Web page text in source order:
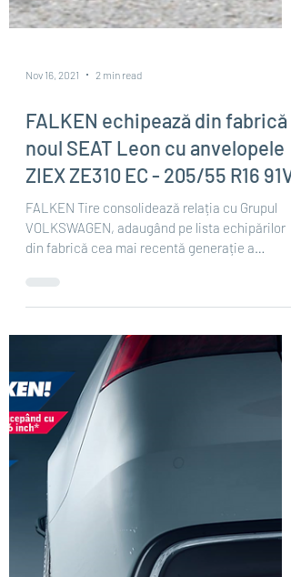
Nov 16, 2021 2 min read
FALKEN echipează din fabrică
noul SEAT Leon cu anvelopele
ZIEX ZE310 EC - 205/55 R16 91V
FALKEN Tire consolidează relația cu Grupul
din fabrică cea mai recentă generație a
modelului...